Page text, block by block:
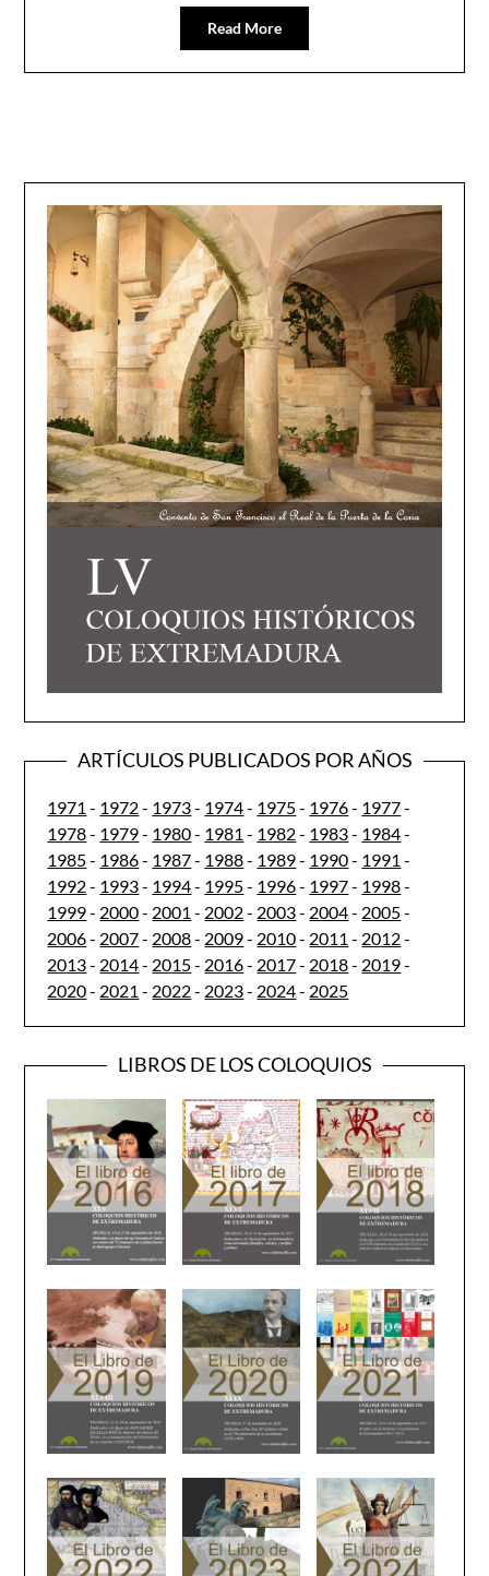
Read More
ARTÍCULOS PUBLICADOS POR AÑOS
1971 - 1972- 1973- 1974- 1975- 1976- 1977-
1978- 1979- 1980- 1981 - 1982- 1983- 1984-
1985- 1986- 1987- 1988- 1989- 1990- 1991 -
1992- 1993- 1994- 1995- 1996- 1997- 1998-
1999- 2000- 2001 - 2002- 2003- 2004- 2005-
2006- 2007- 2008- 2009- 2010- 2011 - 2012-
2013- 2014- 2015- 2016- 2017- 2018- 2019-
2020- 2021 - 2022- 2023- 2024- 2025
LIBROS DE LOS COLOQUIOS